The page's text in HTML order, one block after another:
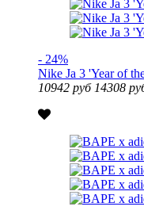
- 24%
Nike Ja 3 'Year of
10942 руб 14308